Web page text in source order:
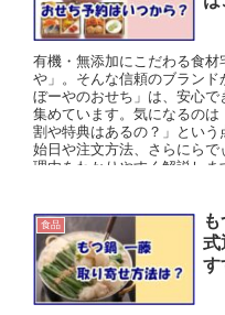
有機・無添加にこだわる食
や」。そんな信頼のブラン
ぼーやのおせち」は、安心
集めています。気になるの
割や特典はあるの？」とい
始日や注文方法、さらにら
理由をわかりやすく解説し
食品
式
す